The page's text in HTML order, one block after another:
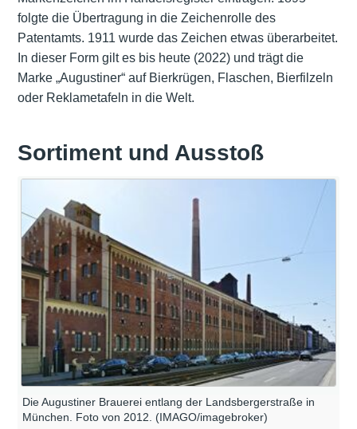
folgte die Übertragung in die Zeichenrolle des
Patentamts. 1911 wurde das Zeichen etwas überarbeitet.
In dieser Form gilt es bis heute (2022) und trägt die
Marke „Augustiner“ auf Bierkrügen, Flaschen, Bierfilzeln
oder Reklametafeln in die Welt.
Sortiment und Ausstoß
Die Augustiner Brauerei entlang der Landsbergerstraße in
München. Foto von 2012. (IMAGO/imagebroker)